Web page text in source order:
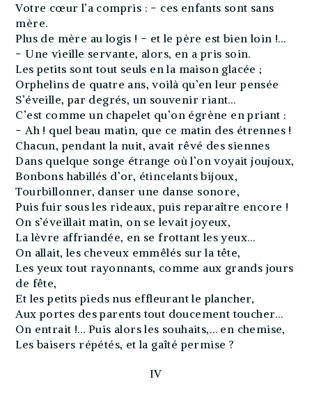
Votre cœur l’a compris : − ces enfants sont sans
mère.
Plus de mère au logis ! − et le père est bien loin !…
− Une vieille servante, alors, en a pris soin.
Les petits sont tout seuls en la maison glacée ;
Orphelins de quatre ans, voilà qu’en leur pensée
S’éveille, par degrés, un souvenir riant…
C’est comme un chapelet qu’on égrène en priant :
− Ah ! quel beau matin, que ce matin des étrennes !
Chacun, pendant la nuit, avait rêvé des siennes
Dans quelque songe étrange où l’on voyait joujoux,
Bonbons habillés d’or, étincelants bijoux,
Tourbillonner, danser une danse sonore,
Puis fuir sous les rideaux, puis reparaître encore !
On s’éveillait matin, on se levait joyeux,
La lèvre affriandée, en se frottant les yeux…
On allait, les cheveux emmêlés sur la tête,
Les yeux tout rayonnants, comme aux grands jours
de fête,
Et les petits pieds nus effleurant le plancher,
Aux portes des parents tout doucement toucher…
On entrait !… Puis alors les souhaits,… en chemise,
Les baisers répétés, et la gaîté permise ?
IV